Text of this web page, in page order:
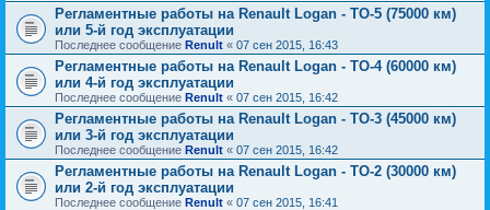
Регламентные работы на Renault Logan - ТО-5 (75000 км)
или 5-й год эксплуатации
Последнее сообщение Renult « 07 сен 2015, 16:43
Регламентные работы на Renault Logan - ТО-4 (60000 км)
или 4-й год эксплуатации
Последнее сообщение Renult « 07 сен 2015, 16:42
Регламентные работы на Renault Logan - ТО-3 (45000 км)
или 3-й год эксплуатации
Последнее сообщение Renult « 07 сен 2015, 16:42
Регламентные работы на Renault Logan - ТО-2 (30000 км)
или 2-й год эксплуатации
Последнее сообщение Renult « 07 сен 2015, 16:41